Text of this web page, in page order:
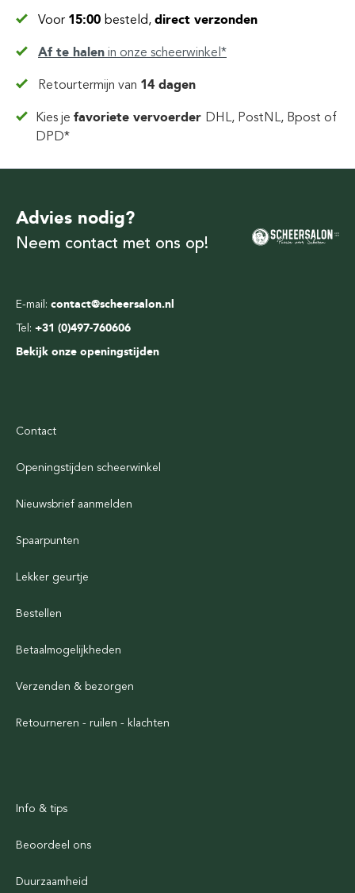
Voor 15:00 besteld, direct verzonden
Af te halen in onze scheerwinkel*
Retourtermijn van 14 dagen
Kies jefavoriete vervoerder DHL, PostNL, Bpost of
DPD*
E-mail: contact@scheersalon.nl
Tel: +31 (0)497-760606
Bekijk onze openingstijden
Advies nodig?
Neem contact met ons op!
Contact
Openingstijden scheerwinkel
Nieuwsbrief aanmelden
Spaarpunten
Lekker geurtje
Bestellen
Betaalmogelijkheden
Verzenden & bezorgen
Retourneren - ruilen - klachten
Info & tips
Beoordeel ons
Duurzaamheid